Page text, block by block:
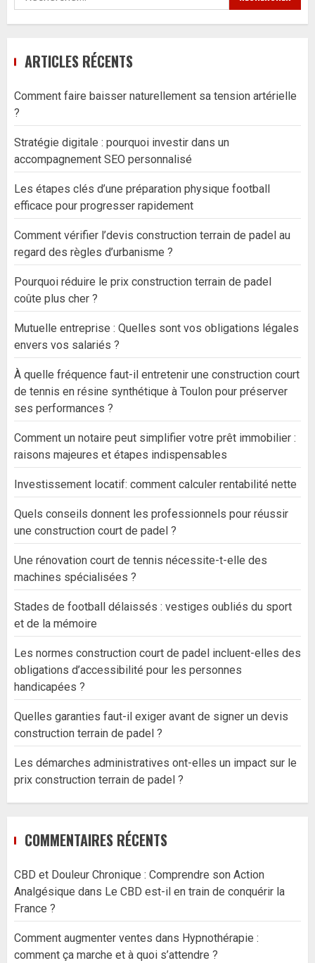
ARTICLES RÉCENTS
Comment faire baisser naturellement sa tension artérielle
?
Stratégie digitale : pourquoi investir dans un
accompagnement SEO personnalisé
Les étapes clés d’une préparation physique football
efficace pour progresser rapidement
Comment vérifier l’devis construction terrain de padel au
regard des règles d’urbanisme ?
Pourquoi réduire le prix construction terrain de padel
coûte plus cher ?
Mutuelle entreprise : Quelles sont vos obligations légales
envers vos salariés ?
À quelle fréquence faut-il entretenir une construction court
de tennis en résine synthétique à Toulon pour préserver
ses performances ?
Comment un notaire peut simplifier votre prêt immobilier :
raisons majeures et étapes indispensables
Investissement locatif: comment calculer rentabilité nette
Quels conseils donnent les professionnels pour réussir
une construction court de padel ?
Une rénovation court de tennis nécessite-t-elle des
machines spécialisées ?
Stades de football délaissés : vestiges oubliés du sport
et de la mémoire
Les normes construction court de padel incluent-elles des
obligations d’accessibilité pour les personnes
handicapées ?
Quelles garanties faut-il exiger avant de signer un devis
construction terrain de padel ?
Les démarches administratives ont-elles un impact sur le
prix construction terrain de padel ?
COMMENTAIRES RÉCENTS
CBD et Douleur Chronique : Comprendre son Action
Analgésique dans Le CBD est-il en train de conquérir la
France ?
Comment augmenter ventes dans Hypnothérapie :
comment ça marche et à quoi s’attendre ?